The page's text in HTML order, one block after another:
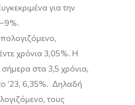
για την
–9%.
χρόνια 3,05%. Η
στα 3,5 χρόνια,
’23, 6,35%. Δηλαδή
, τους